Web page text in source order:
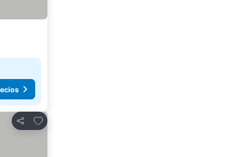
Compartir
Añadir a favoritos